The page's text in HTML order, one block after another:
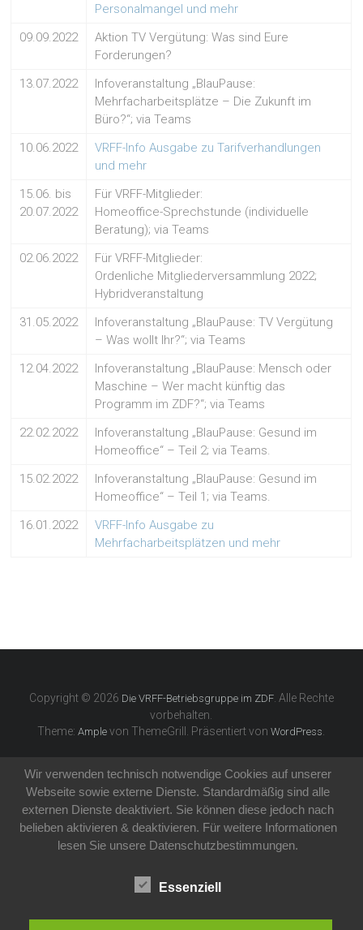
Personalmangel und mehr
09.09.2022
Aktion TV Vergütung: Was sind Eure
Forderungen?
13.07.2022
Infoveranstaltung „BlauPause:
Mehrfacharbeitsplätze – Die Zukunft im
Büro?“; via Teams
10.06.2022
VRFF-Info Ausgabe zu Tarifverhandlungen
und mehr
15.06. bis
20.07.2022
Für VRFF-Mitglieder:
Homeoffice-Sprechstunde (individuelle
Beratung); via Teams
02.06.2022
Für VRFF-Mitglieder:
Ordenliche Mitgliederversammlung 2022;
Hybridveranstaltung
31.05.2022
Infoveranstaltung „BlauPause: TV Vergütung
– Was wollt Ihr?“; via Teams
12.04.2022
Infoveranstaltung „BlauPause: Mensch oder
Maschine – Wer macht künftig das
Programm im ZDF?“; via Teams
22.02.2022
Infoveranstaltung „BlauPause: Gesund im
Homeoffice“ – Teil 2; via Teams.
15.02.2022
Infoveranstaltung „BlauPause: Gesund im
Homeoffice“ – Teil 1; via Teams.
16.01.2022
VRFF-Info Ausgabe zu
Mehrfacharbeitsplätzen und mehr
Copyright © 2026 Die VRFF-Betriebsgruppe im ZDF. Alle Rechte
vorbehalten.
Theme:Ample von ThemeGrill. Präsentiert vonWordPress
Wir verwenden technisch notwendige Cookies auf unserer
Webseite sowie externe Dienste. Standardmäßig sind alle
externen Dienste deaktiviert. Sie können diese jedoch nach
belieben aktivieren & deaktivieren. Für weitere Informationen
lesen Sie unsere Datenschutzbestimmungen.
Essenziell